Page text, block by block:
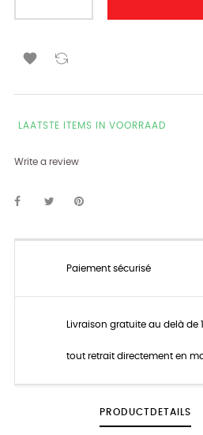

LAATSTE ITEMS IN VOORRAAD
Write a review
Paiement sécurisé
Livraison gratuite au delà
tout retrait directement en
PRODUCTDETAILS